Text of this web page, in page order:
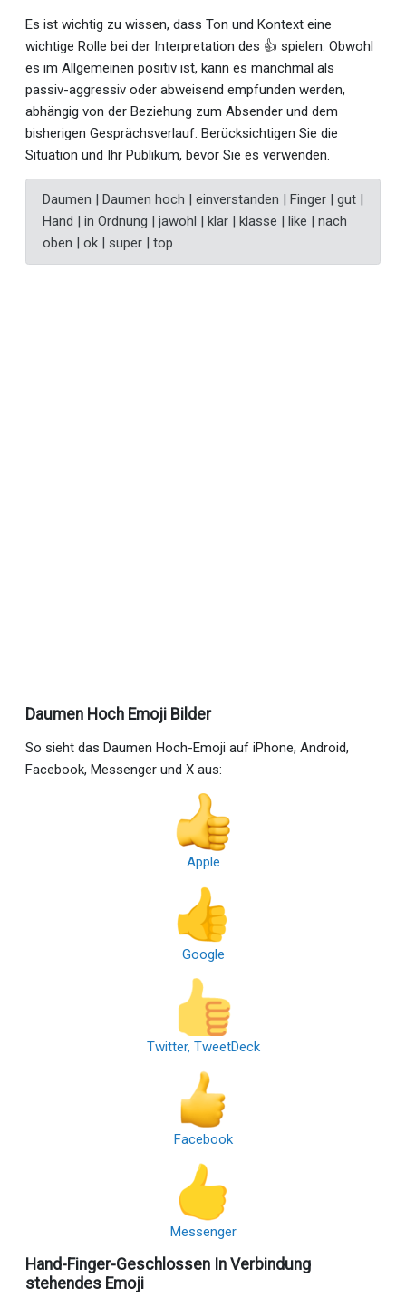
Es ist wichtig zu wissen, dass Ton und Kontext eine
wichtige Rolle bei der Interpretation des 👍 spielen. Obwohl
es im Allgemeinen positiv ist, kann es manchmal als
passiv-aggressiv oder abweisend empfunden werden,
abhängig von der Beziehung zum Absender und dem
bisherigen Gesprächsverlauf. Berücksichtigen Sie die
Situation und Ihr Publikum, bevor Sie es verwenden.
Daumen | Daumen hoch | einverstanden | Finger | gut |
Hand | in Ordnung | jawohl | klar | klasse | like | nach
oben | ok | super | top
Daumen Hoch Emoji Bilder
So sieht das Daumen Hoch-Emoji auf iPhone, Android,
Facebook, Messenger und X aus:
Apple
Google
Twitter, TweetDeck
Facebook
Messenger
Hand-Finger-Geschlossen In Verbindung
stehendes Emoji